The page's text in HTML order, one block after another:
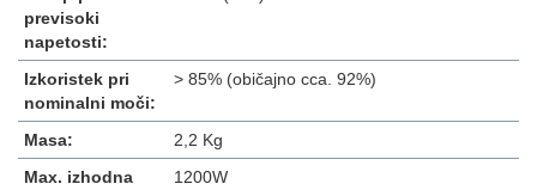
previsoki
napetosti:
Izkoristek pri
nominalni moči:
> 85% (običajno cca. 92%)
Masa:
2,2 Kg
Max. izhodna
1200W